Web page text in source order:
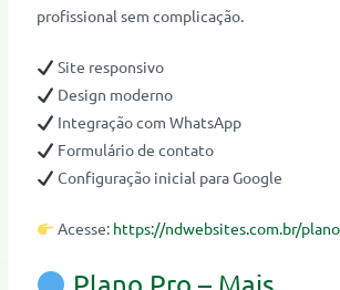
profissional sem complicação.
Site responsivo
Design moderno
Integração com WhatsApp
Formulário de contato
Configuração inicial para Google
Acesse: https://ndwebsites.com.br/